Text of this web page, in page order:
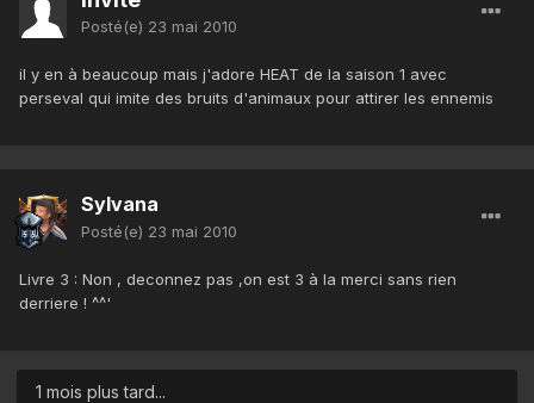
Posté(e) 23 mai 2010
il y en à beaucoup mais j'adore HEAT de la saison 1 avec
perseval qui imite des bruits d'animaux pour attirer les ennemis
Sylvana
Posté(e) 23 mai 2010
Livre 3 : Non , deconnez pas ,on est 3 à la merci sans rien
derriere ! ^^'
1 mois plus tard...